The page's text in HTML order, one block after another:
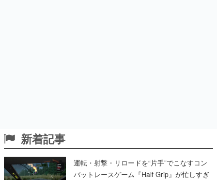
新着記事
運転・射撃・リロードを“片手”でこなすコン
バットレースゲーム『Half Grip』が忙しすぎ